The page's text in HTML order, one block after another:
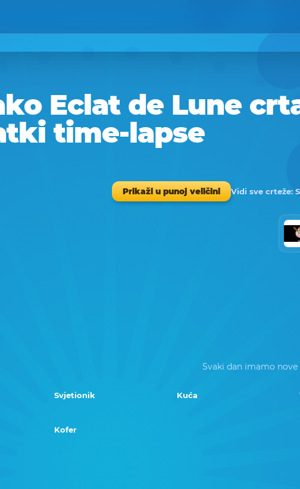
Eclat de Lune
time-lapse
Prikaži u punoj veličini Vidi sve crteže:
Svaki dan imamo
Svjetionik Kuća
Kofer